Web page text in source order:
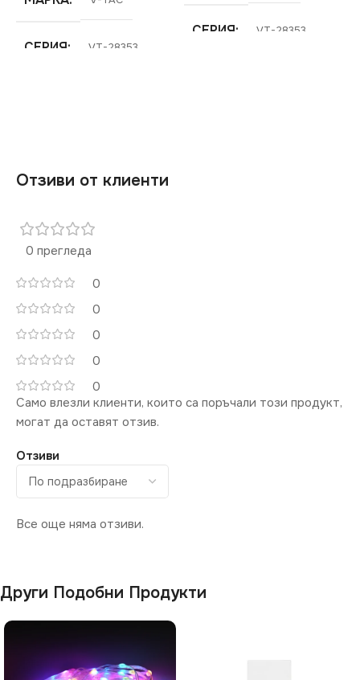
СЕРИЯ VT-28353
СЕРИЯ VT-28353
Отзиви от клиенти
0 прегледа
0
0
0
0
0
Отзиви
Все още няма отзиви.
Само влезли клиенти, които са поръчали този продукт,
могат да оставят отзив.
Други Подобни Продукти